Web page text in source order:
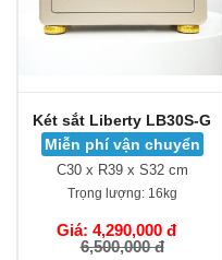
Két sắt Liberty LB30S-G
Miễn phí vận chuyển
C30 x R39 x S32 cm
Trọng lượng:16kg
Giá: 4,290,000 đ
6,500,000 đ